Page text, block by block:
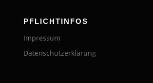
PFLICHTINFOS
Impressum
Datenschutzerklärung